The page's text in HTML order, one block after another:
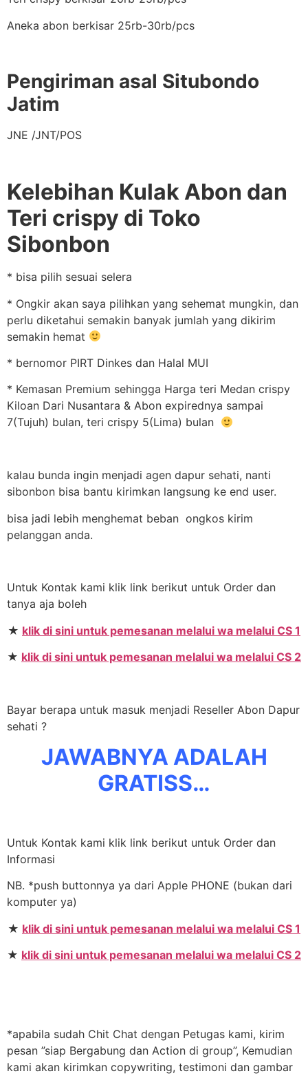
Aneka abon berkisar 25rb-30rb/pcs
Pengiriman asal Situbondo
Jatim
JNE /JNT/POS
Kelebihan Kulak Abon dan
Teri crispy di Toko
Sibonbon
* bisa pilih sesuai selera
* Ongkir akan saya pilihkan yang sehemat mungkin, dan
perlu diketahui semakin banyak jumlah yang dikirim
semakin hemat
* bernomor PIRT Dinkes dan Halal MUI
* Kemasan Premium sehingga Harga teri Medan crispy
Kiloan Dari Nusantara & Abon expirednya sampai
7(Tujuh) bulan, teri crispy 5(Lima) bulan
kalau bunda ingin menjadi agen dapur sehati, nanti
sibonbon bisa bantu kirimkan langsung ke end user.
bisa jadi lebih menghemat beban ongkos kirim
pelanggan anda.
Untuk Kontak kami klik link berikut untuk Order dan
tanya aja boleh
★ klik di sini untuk pemesanan melalui wa melalui CS 1
★ klik di sini untuk pemesanan melalui wa melalui CS 2
Bayar berapa untuk masuk menjadi Reseller Abon Dapur
sehati ?
JAWABNYA ADALAH
GRATISS…
Untuk Kontak kami klik link berikut untuk Order dan
Informasi
NB. *push buttonnya ya dari Apple PHONE (bukan dari
komputer ya)
★ klik di sini untuk pemesanan melalui wa melalui CS 1
★ klik di sini untuk pemesanan melalui wa melalui CS 2
*apabila sudah Chit Chat dengan Petugas kami, kirim
pesan ”siap Bergabung dan Action di group”, Kemudian
kami akan kirimkan copywriting, testimoni dan gambar